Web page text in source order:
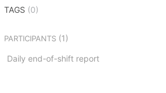
TAGS (0)
PARTICIPANTS(1)
Daily end-of-shift report